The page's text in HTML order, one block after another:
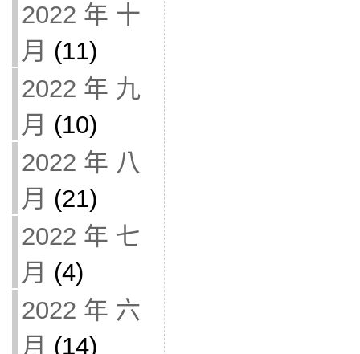
2022 年 十
月 (11)
2022 年 九
月 (10)
2022 年 八
月 (21)
2022 年 七
月 (4)
2022 年 六
月 (14)